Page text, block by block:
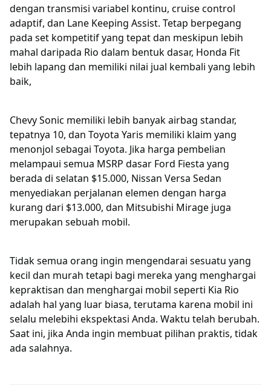
dengan transmisi variabel kontinu, cruise control
adaptif, dan Lane Keeping Assist. Tetap berpegang
pada set kompetitif yang tepat dan meskipun lebih
mahal daripada Rio dalam bentuk dasar, Honda Fit
lebih lapang dan memiliki nilai jual kembali yang lebih
baik,
Chevy Sonic memiliki lebih banyak airbag standar,
tepatnya 10, dan Toyota Yaris memiliki klaim yang
menonjol sebagai Toyota. Jika harga pembelian
melampaui semua MSRP dasar Ford Fiesta yang
berada di selatan $15.000, Nissan Versa Sedan
menyediakan perjalanan elemen dengan harga
kurang dari $13.000, dan Mitsubishi Mirage juga
merupakan sebuah mobil.
Tidak semua orang ingin mengendarai sesuatu yang
kecil dan murah tetapi bagi mereka yang menghargai
kepraktisan dan menghargai mobil seperti Kia Rio
adalah hal yang luar biasa, terutama karena mobil ini
selalu melebihi ekspektasi Anda. Waktu telah berubah.
Saat ini, jika Anda ingin membuat pilihan praktis, tidak
ada salahnya.